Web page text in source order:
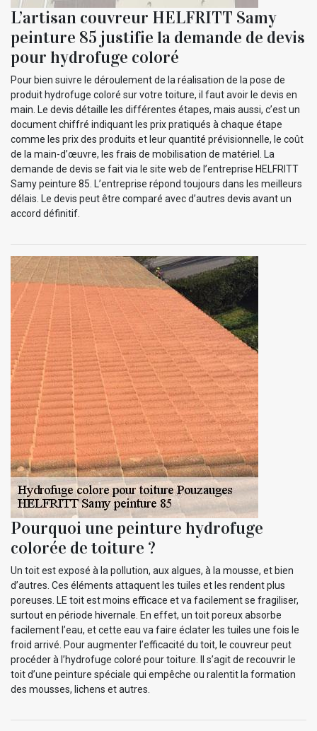
L’artisan couvreur HELFRITT Samy
peinture 85 justifie la demande de devis
pour hydrofuge coloré
Pour bien suivre le déroulement de la réalisation de la pose de
produit hydrofuge coloré sur votre toiture, il faut avoir le devis en
main. Le devis détaille les différentes étapes, mais aussi, c’est un
document chiffré indiquant les prix pratiqués à chaque étape
comme les prix des produits et leur quantité prévisionnelle, le coût
de la main-d’œuvre, les frais de mobilisation de matériel. La
demande de devis se fait via le site web de l’entreprise HELFRITT
Samy peinture 85. L’entreprise répond toujours dans les meilleurs
délais. Le devis peut être comparé avec d’autres devis avant un
accord définitif.
Pourquoi une peinture hydrofuge
colorée de toiture ?
Un toit est exposé à la pollution, aux algues, à la mousse, et bien
d’autres. Ces éléments attaquent les tuiles et les rendent plus
poreuses. LE toit est moins efficace et va facilement se fragiliser,
surtout en période hivernale. En effet, un toit poreux absorbe
facilement l’eau, et cette eau va faire éclater les tuiles une fois le
froid arrivé. Pour augmenter l’efficacité du toit, le couvreur peut
procéder à l’hydrofuge coloré pour toiture. Il s’agit de recouvrir le
toit d’une peinture spéciale qui empêche ou ralentit la formation
des mousses, lichens et autres.